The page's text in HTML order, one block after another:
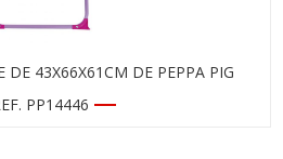
DE 43X66X61CM DE PEPPA PIG
PP14446